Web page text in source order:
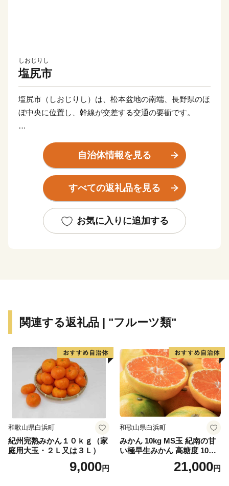
しおじりし
塩尻市
塩尻市（しおじりし）は、松本盆地の南端、長野県のほ
ぼ中央に位置し、幹線が交差する交通の要衝です。
峠と善知鳥峠、鳥居峠は、太平洋と日本海への分水嶺と
なっています。
北アルプス、鉢盛連峰、東山・高ボッチ山、さらには中
央アルプスの山並みを背景に田園風景が広がる、清浄な
特産のぶどうが生み出すワインは世界にその名を知ら
産業を牽引しており"ものづくり"のまちでもあります。
自治体情報を見る
すべての返礼品を見る
お気に入りに追加する
関連する返礼品 | "フルーツ類"
和歌山県白浜町
紀州完熟みかん１０ｋｇ（家
庭用大玉・２Ｌ又は３Ｌ）
9,000円
和歌山県白浜町
みかん 10kg MS玉 紀南の甘
い極早生みかん 高糖度 10月
以降発送 マルチ被覆栽培
21,000円